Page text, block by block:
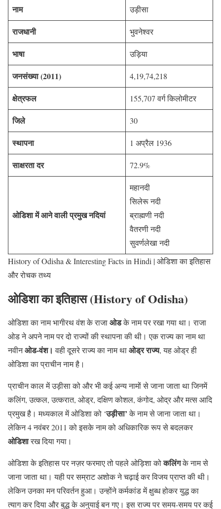
नाम उड़ीसा
राजधानी भुवनेश्वर
भाषा उड़िया
जनसंख्या (2011) 4,19,74,218
क्षेत्रफल 155,707 वर्ग किलोमीटर
जिले 30
स्थापना 1 अप्रैल 1936
साक्षरता दर 72.9%
ओडिशा में आने वाली प्रमुख नदियां
महानदी
सिलेरू नदी
ब्राह्मणी नदी
वैतरणी नदी
सुवर्णलेखा नदी
History of Odisha & Interesting Facts in Hindi | ओडिशा का इतिहास
और रोचक तथ्य
ओडिशा का इतिहास (History of Odisha)
ओडिशा का नाम भागीरथ वंश के राजाओडके नाम पर रखा गया था। राजा
ओड ने अपने नाम पर दो राज्यों की स्थापना की थी। एक राज्य का नाम था
नवीनओड-वंश। वही दूसरे राज्य का नाम थाओड्र राज्य, यह ओड्र ही
ओडिशा का प्राचीन नाम है।
प्राचीन काल में उड़ीसा को और भी कई अन्य नामों से जाना जाता था जिनमें
कलिंग, उत्कल, उत्करात, ओड्र, दक्षिण कोशल, कंगोद, ओद्र और मत्स आदि
प्रमुख है। मध्यकाल में ओडिशा को ‘उड़ीसा’के नाम से जाना जाता था।
लेकिन 4 नवंबर 2011 को इसके नाम को अधिकारिक रूप से बदलकर
ओडिशारख दिया गया।
ओडिशा के इतिहास पर नज़र फरमाए तो पहले ओड़िशा कोकलिंगके नाम से
जाना जाता था। यही पर सम्राट अशोक ने चढ़ाई कर विजय प्राप्त की थी।
लेकिन उनका मन परिवर्तन हुआ। उन्होंने कर्मकांड में क्षुब्ध होकर युद्ध का
त्याग कर दिया और बुद्ध के अनुयाई बन गए। इस राज्य पर समय-समय पर कई